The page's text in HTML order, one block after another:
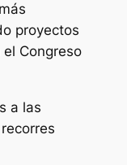
proyectos
Congreso
a las